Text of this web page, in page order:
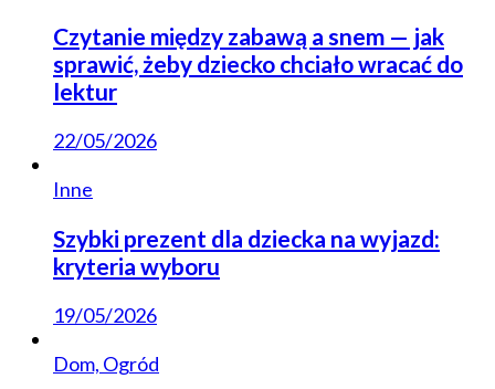
Czytanie między zabawą a snem — jak
sprawić, żeby dziecko chciało wracać do
lektur
22/05/2026
Inne
Szybki prezent dla dziecka na wyjazd:
kryteria wyboru
19/05/2026
Dom, Ogród